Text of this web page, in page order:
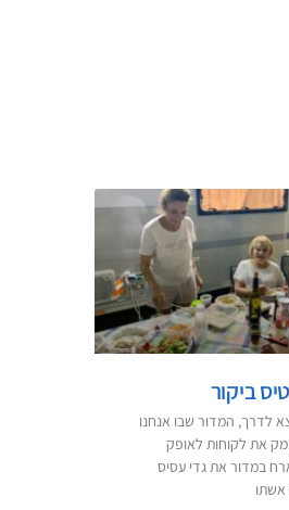
ביקור
לדרך, המדור שבו אנחנו
את לקוחות לאופק
במדור את גדי עסיס